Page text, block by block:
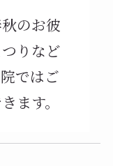
のお彼
りなど
ではご
ます。